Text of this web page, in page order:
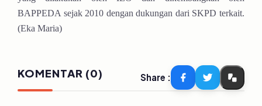
BAPPEDA sejak 2010 dengan dukungan dari SKPD terkait.
(Eka Maria)
KOMENTAR (0) Share :